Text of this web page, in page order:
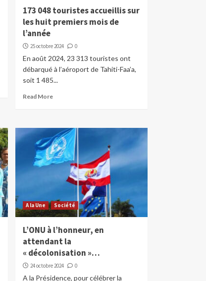
173 048 touristes accueillis sur
les huit premiers mois de
l’année
25 octobre 2024 0
En août 2024, 23 313 touristes ont
débarqué à l’aéroport de Tahiti-Faa’a,
soit 1 485...
Read More
A la Une Société
L’ONU à l’honneur, en
attendant la
« décolonisation »…
24 octobre 2024 0
A la Présidence, pour célébrer la